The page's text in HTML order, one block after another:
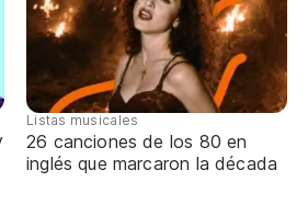
Listas musicales
26 canciones de los 80 en
inglés que marcaron la década